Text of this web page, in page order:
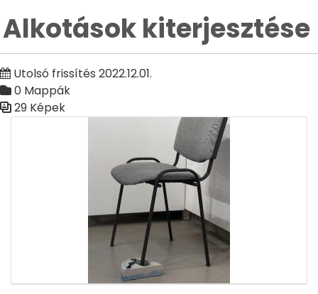
Alkotások kiterjesztése
Utolsó frissítés 2022.12.01.
0 Mappák
29 Képek